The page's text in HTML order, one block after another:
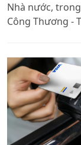
Nhà nước,
Công Thương -